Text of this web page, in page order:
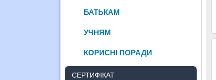
БАТЬКАМ
УЧНЯМ
КОРИСНІ ПОРАДИ
СЕРТИФІКАТ